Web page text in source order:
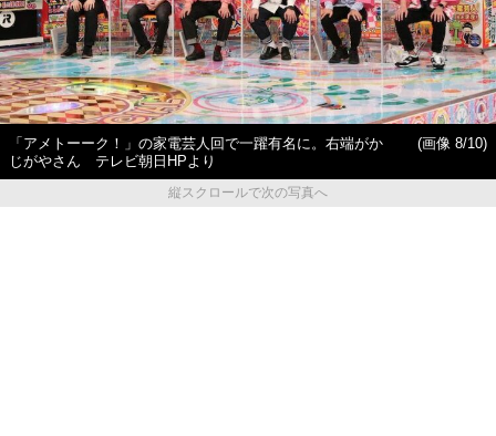
「アメトーーク！」の家電芸人回で一躍有名に。右端がか
じがやさん テレビ朝日HPより
(画像 8/10)
縦スクロールで次の写真へ